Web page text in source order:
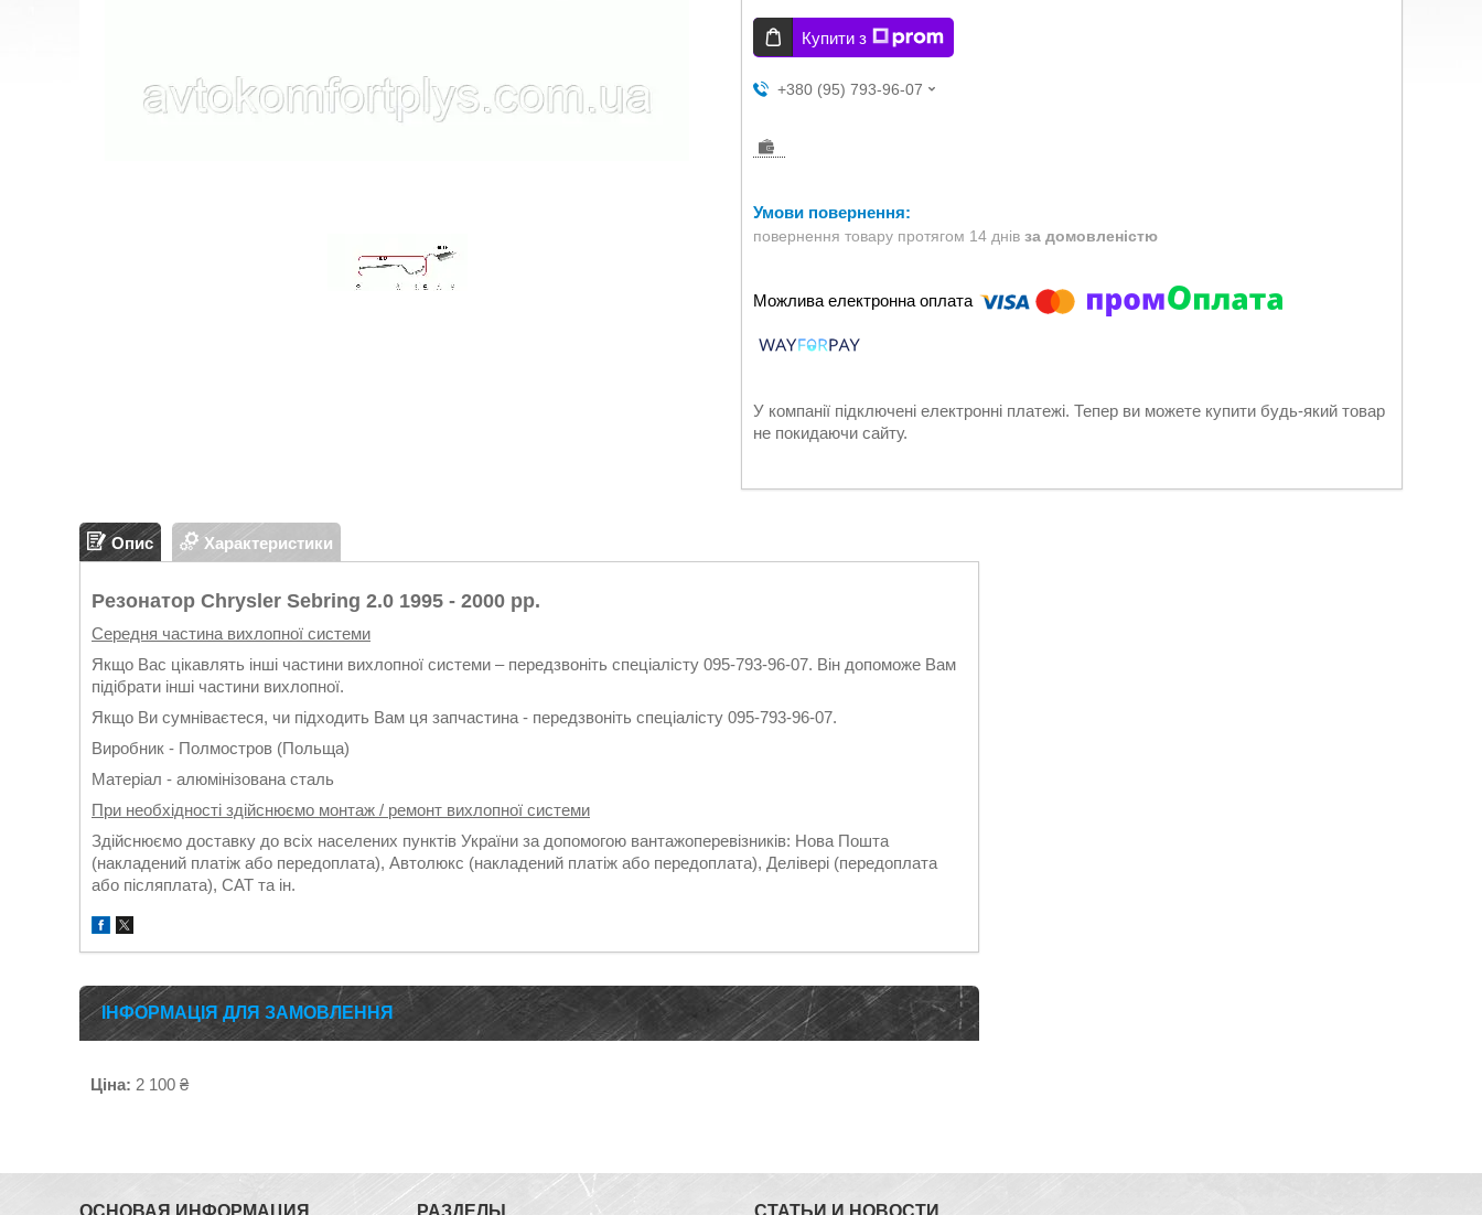
Купити з
+380 (95) 793-96-07
повернення товару протягом 14 днів за домовленістю
У компанії підключені електронні платежі. Тепер ви можете купити будь-який товар
не покидаючи сайту.
Опис Характеристики
Резонатор Chrysler Sebring 2.0 1995 - 2000 рр.
Середня частина вихлопної системи
Якщо Вас цікавлять інші частини вихлопної системи – передзвоніть спеціалісту 095-793-96-07. Він допоможе Вам
підібрати інші частини вихлопної.
Якщо Ви сумніваєтеся, чи підходить Вам ця запчастина - передзвоніть спеціалісту 095-793-96-07.
Виробник - Полмостров (Польща)
Матеріал - алюмінізована сталь
При необхідності здійснюємо монтаж / ремонт вихлопної системи
Здійснюємо доставку до всіх населених пунктів України за допомогою вантажоперевізників: Нова Пошта
(накладений платіж або передоплата), Автолюкс (накладений платіж або передоплата), Делівері (передоплата
або післяплата), САТ та ін.
ІНФОРМАЦІЯ ДЛЯ ЗАМОВЛЕННЯ
Ціна: 2 100 ₴
ОСНОВАЯ ИНФОРМАЦИЯ РАЗДЕЛЫ СТАТЬИ И НОВОСТИ